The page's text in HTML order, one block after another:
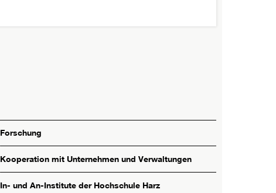
Forschung
Kooperation mit Unternehmen und Verwaltungen
In- und An-Institute der Hochschule Harz